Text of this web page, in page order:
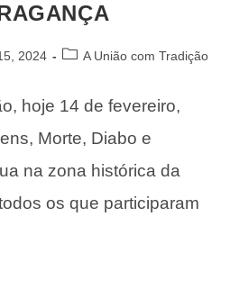
2024 A União com Tradição
hoje 14 de fevereiro,
Morte, Diabo e
na zona histórica da
os que participaram